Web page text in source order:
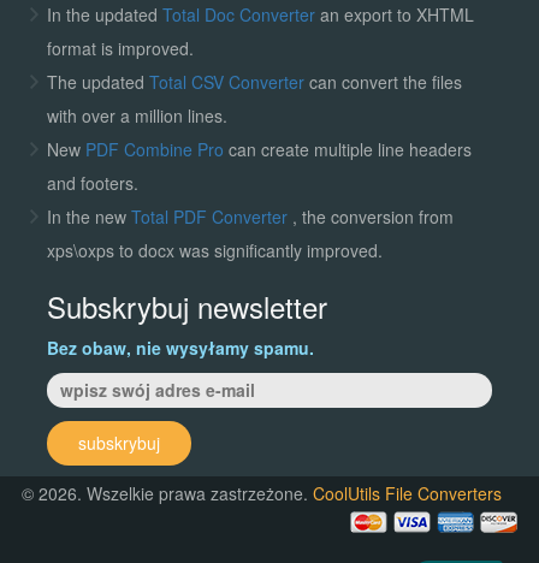
In the updated Total Doc Converter an export to XHTML
format is improved.
The updated Total CSV Convertercan convert the files
with over a million lines.
New PDF Combine Pro can create multiple line headers
and footers.
In the new Total PDF Converter , the conversion from
xps\oxps to docx was significantly improved.
Subskrybuj newsletter
Bez obaw, nie wysyłamy spamu.
subskrybuj
© 2026. Wszelkie prawa zastrzeżone.CoolUtils File Converters